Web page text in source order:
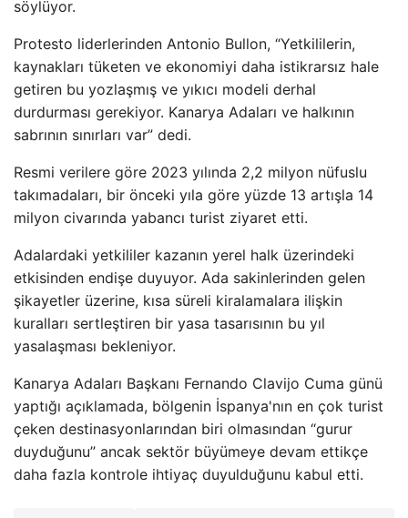
söylüyor.
Protesto liderlerinden Antonio Bullon, “Yetkililerin,
kaynakları tüketen ve ekonomiyi daha istikrarsız hale
getiren bu yozlaşmış ve yıkıcı modeli derhal
durdurması gerekiyor. Kanarya Adaları ve halkının
sabrının sınırları var” dedi.
Resmi verilere göre 2023 yılında 2,2 milyon nüfuslu
takımadaları, bir önceki yıla göre yüzde 13 artışla 14
milyon civarında yabancı turist ziyaret etti.
Adalardaki yetkililer kazanın yerel halk üzerindeki
etkisinden endişe duyuyor. Ada sakinlerinden gelen
şikayetler üzerine, kısa süreli kiralamalara ilişkin
kuralları sertleştiren bir yasa tasarısının bu yıl
yasalaşması bekleniyor.
Kanarya Adaları Başkanı Fernando Clavijo Cuma günü
yaptığı açıklamada, bölgenin İspanya'nın en çok turist
çeken destinasyonlarından biri olmasından “gurur
duyduğunu” ancak sektör büyümeye devam ettikçe
daha fazla kontrole ihtiyaç duyulduğunu kabul etti.